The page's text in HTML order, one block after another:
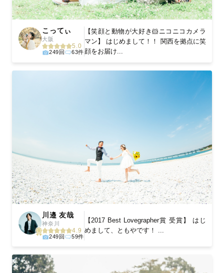
こってぃ
大阪
5.0
249回 63件
【笑顔と動物が大好き🐹ニコニコカメラ
マン】 はじめまして！！ 関西を拠点に笑
顔をお届け...
川邉 友哉
神奈川
4.9
249回 59件
【2017 Best Lovegrapher賞 受賞】 はじ
めまして、ともやです！ ...